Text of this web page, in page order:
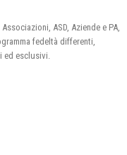
ASD, Aziende e PA,
fedeltà differenti,
ed esclusivi.